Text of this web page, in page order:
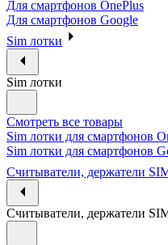
Для смартфонов OnePlus
Для смартфонов Google
Sim лотки
Sim лотки
Смотреть все товары
Sim лотки для смартфонов
Sim лотки для смартфонов
Считыватели, держатели
Считыватели, держатели